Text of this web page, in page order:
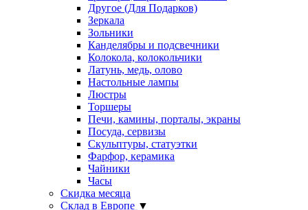
Другое (Для Подарков)
Зеркала
Зольники
Канделябры и подсвечники
Колокола, колокольчики
Латунь, медь, олово
Настольные лампы
Люстры
Торшеры
Печи, камины, порталы, экраны
Посуда, сервизы
Скульптуры, статуэтки
Фарфор, керамика
Чайники
Часы
Скидка месяца
Склад в Европе ▼